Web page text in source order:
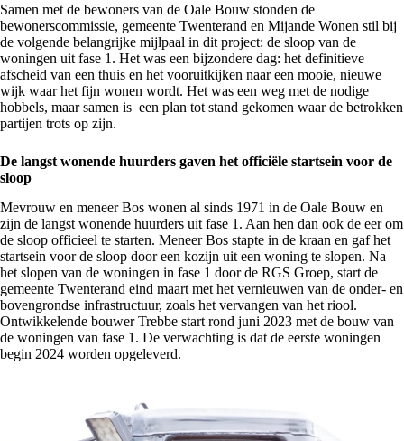
Samen met de bewoners van de Oale Bouw stonden de
bewonerscommissie, gemeente Twenterand en Mijande Wonen stil bij
de volgende belangrijke mijlpaal in dit project: de sloop van de
woningen uit fase 1. Het was een bijzondere dag: het definitieve
afscheid van een thuis en het vooruitkijken naar een mooie, nieuwe
wijk waar het fijn wonen wordt. Het was een weg met de nodige
hobbels, maar samen is een plan tot stand gekomen waar de betrokken
partijen trots op zijn.
De langst wonende huurders gaven het officiële startsein voor de
sloop
Mevrouw en meneer Bos wonen al sinds 1971 in de Oale Bouw en
zijn de langst wonende huurders uit fase 1. Aan hen dan ook de eer om
de sloop officieel te starten. Meneer Bos stapte in de kraan en gaf het
startsein voor de sloop door een kozijn uit een woning te slopen. Na
het slopen van de woningen in fase 1 door de RGS Groep, start de
gemeente Twenterand eind maart met het vernieuwen van de onder- en
bovengrondse infrastructuur, zoals het vervangen van het riool.
Ontwikkelende bouwer Trebbe start rond juni 2023 met de bouw van
de woningen van fase 1. De verwachting is dat de eerste woningen
begin 2024 worden opgeleverd.